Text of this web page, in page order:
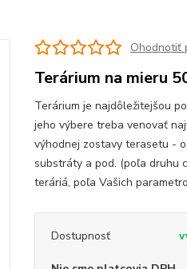
Ohodnotiť
Terárium na mieru
Terárium je najdôležitejšou
jeho výbere treba venovať
výhodnej zostavy terasetu -
substráty a pod. (poľa druhu
teráriá, poľa Vašich
Dostupnosť